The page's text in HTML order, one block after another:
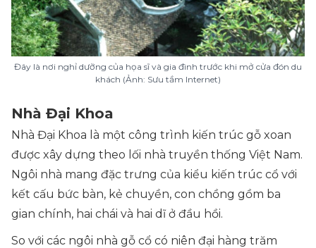
Đây là nơi nghỉ dưỡng của họa sĩ và gia đình trước khi mở cửa đón du
khách (Ảnh: Sưu tầm Internet)
Nhà Đại Khoa
Nhà Đại Khoa là một công trình kiến trúc gỗ xoan
được xây dựng theo lối nhà truyền thống Việt Nam.
Ngôi nhà mang đặc trưng của kiểu kiến trúc cổ với
kết cấu bức bàn, kẻ chuyền, con chồng gồm ba
gian chính, hai chái và hai dĩ ở đầu hồi.
So với các ngôi nhà gỗ cổ có niên đại hàng trăm